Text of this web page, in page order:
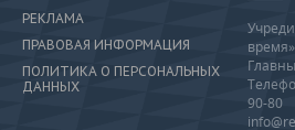
РЕКЛАМА
ПРАВОВАЯ ИНФОРМАЦИЯ
ПОЛИТИКА О ПЕРСОНАЛЬНЫХ
ДАННЫХ
время»
90-80